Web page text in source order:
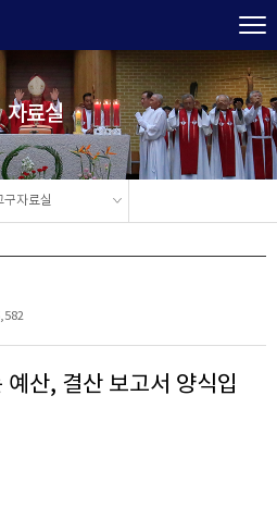
자료실
구자료실
산, 결산 보고서 양식입